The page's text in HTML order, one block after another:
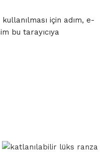
için adım, e-
bu tarayıcıya